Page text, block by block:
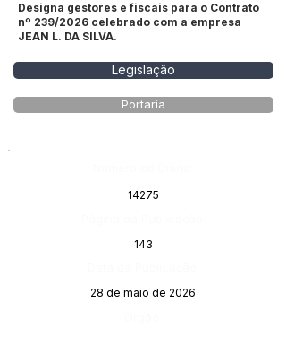
Designa gestores e fiscais para o Contrato
nº 239/2026 celebrado com a empresa
JEAN L. DA SILVA.
Legislação
Portaria
14275
143
28 de maio de 2026